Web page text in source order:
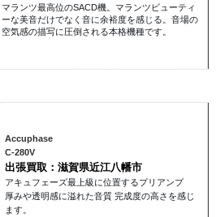
マランツ最高位のSACD機。マランツビューティ
ーな美音だけでなく音に余裕度を感じる。音場の
空気感の描写に圧倒される本格機種です。
Accuphase
C-280V
出張買取：滋賀県近江八幡市
アキュフェーズ最上級に位置するプリアンプ
厚みや透明感に溢れた音質 完成度の高さを感じ
ます。